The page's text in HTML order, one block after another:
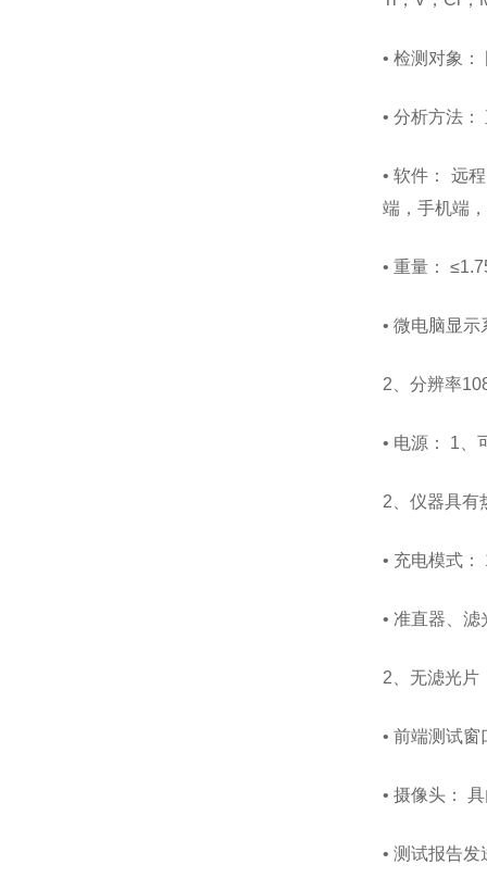
• 检测对象：
• 分析方法
• 软件： 远
端，手机端
• 重量：
• 微电脑显
2、分辨率
• 电源： 1、
2、仪器具有
• 充电模式
• 准直器、
2、无滤光片
• 前端测试窗
• 摄像头：
• 测试报告发